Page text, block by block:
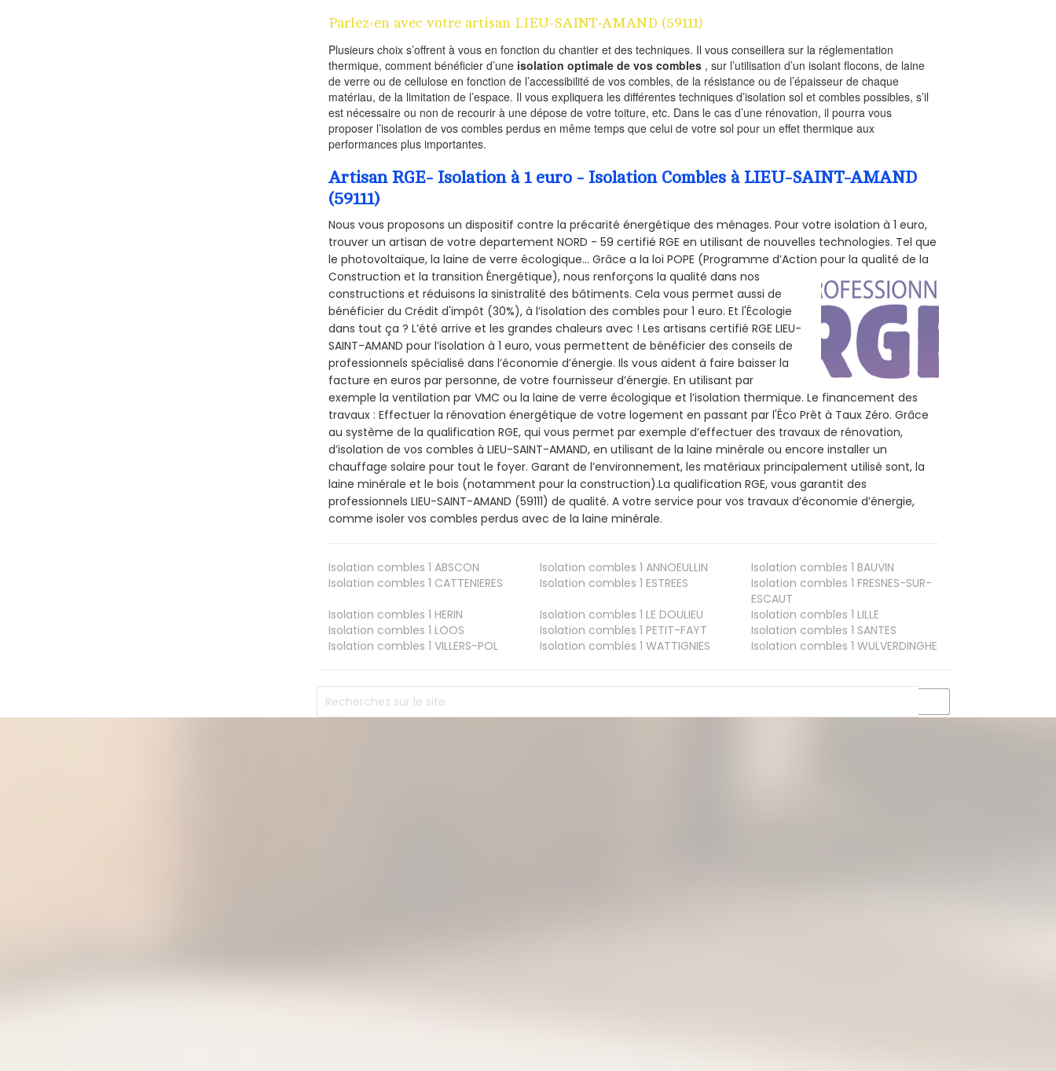
Parlez-en avec votre artisan LIEU-SAINT-AMAND (59111)
Plusieurs choix s’offrent à vous en fonction du chantier et des techniques. Il vous conseillera sur la réglementation
thermique, comment bénéficier d’une isolation optimale de vos combles , sur l’utilisation d’un isolant flocons, de laine
de verre ou de cellulose en fonction de l’accessibilité de vos combles, de la résistance ou de l’épaisseur de chaque
matériau, de la limitation de l’espace. Il vous expliquera les différentes techniques d’isolation sol et combles possibles, s’il
est nécessaire ou non de recourir à une dépose de votre toiture, etc. Dans le cas d’une rénovation, il pourra vous
proposer l’isolation de vos combles perdus en même temps que celui de votre sol pour un effet thermique aux
performances plus importantes.
Artisan RGE- Isolation à 1 euro - Isolation Combles à LIEU-SAINT-AMAND
(59111)
Nous vous proposons un dispositif contre la précarité énergétique des ménages. Pour votre isolation à 1 euro,
trouver un artisan de votre departement NORD - 59 certifié RGE en utilisant de nouvelles technologies. Tel que
le photovoltaïque, la laine de verre écologique... Grâce a la loi POPE (Programme d’Action pour la qualité de la
Construction et la transition Énergétique), nous renforçons la qualité dans nos
constructions et réduisons la sinistralité des bâtiments. Cela vous permet aussi de
bénéficier du Crédit d'impôt (30%), à l’isolation des combles pour 1 euro. Et l'Écologie
dans tout ça ? L’été arrive et les grandes chaleurs avec ! Les artisans certifié RGE LIEU-
SAINT-AMAND pour l’isolation à 1 euro, vous permettent de bénéficier des conseils de
professionnels spécialisé dans l’économie d’énergie. Ils vous aident à faire baisser la
facture en euros par personne, de votre fournisseur d’énergie. En utilisant par
exemple la ventilation par VMC ou la laine de verre écologique et l’isolation thermique. Le financement des
travaux : Effectuer la rénovation énergétique de votre logement en passant par l'Éco Prêt à Taux Zéro. Grâce
au système de la qualification RGE, qui vous permet par exemple d’effectuer des travaux de rénovation,
d’isolation de vos combles à LIEU-SAINT-AMAND, en utilisant de la laine minérale ou encore installer un
chauffage solaire pour tout le foyer. Garant de l’environnement, les matériaux principalement utilisé sont, la
laine minérale et le bois (notamment pour la construction).La qualification RGE, vous garantit des
professionnels LIEU-SAINT-AMAND (59111) de qualité. A votre service pour vos travaux d’économie d’énergie,
comme isoler vos combles perdus avec de la laine minérale.
Isolation combles 1 ABSCON Isolation combles 1 ANNOEULLIN Isolation combles 1 BAUVIN
Isolation combles 1 CATTENIERES Isolation combles 1 ESTREES Isolation combles 1 FRESNES-SUR-
ESCAUT
Isolation combles 1 HERIN Isolation combles 1 LE DOULIEU Isolation combles 1 LILLE
Isolation combles 1 LOOS Isolation combles 1 PETIT-FAYT Isolation combles 1 SANTES
Isolation combles 1 VILLERS-POL Isolation combles 1 WATTIGNIES Isolation combles 1 WULVERDINGHE